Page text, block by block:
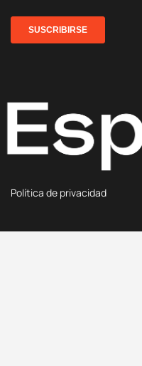
Política de privacidad